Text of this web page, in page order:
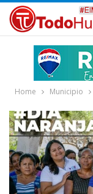
Home Municipio